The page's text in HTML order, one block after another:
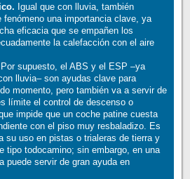
Igual que con lluvia, también
fenómeno una importancia clave, ya
eficacia que se empañen los
la calefacción con el aire
Por supuesto, el ABS y el ESP –ya
lluvia– son ayudas clave para
momento, pero también va a servir de
límite el control de descenso o
impide que un coche patine cuesta
con el piso muy resbaladizo. Es
su uso en pistas o trialeras de tierra y
tipo todocamino; sin embargo, en una
puede servir de gran ayuda en